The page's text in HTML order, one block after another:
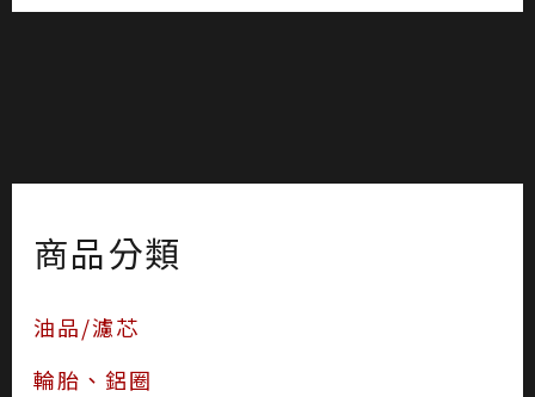
商品分類
油品/濾芯
輪胎、鋁圈